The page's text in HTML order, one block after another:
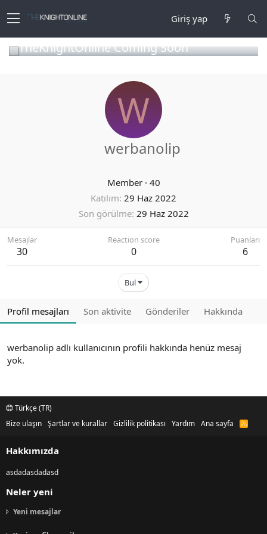
Giriş yap
TheKnightOnline Coming Soon
W
werbanolip
Member · 40
Katılım 29 Haz 2022
Son görülme 29 Haz 2022
Mesajlar
30
Reaction score
0
Puanları
6
Bul
Profil mesajları Son aktivite Gönderiler Hakkında
werbanolip adlı kullanıcının profili hakkında henüz mesaj
yok.
Türkçe (TR)
Bize ulaşın Şartlar ve kurallar Gizlilik politikası Yardım Ana sayfa
R
Hakkımızda
asdadasdadasd
Neler yeni
Yeni mesajlar